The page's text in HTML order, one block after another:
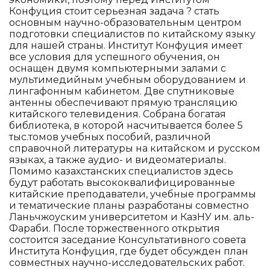
Конфуция стоит серьезная задача ? стать
основным научно-образовательным центром
подготовки специалистов по китайскому языку
для нашей страны. Институт Конфуция имеет
все условия для успешного обучения, он
оснащен двумя компьютерными залами с
мультимедийным учебным оборудованием и
лингафонным кабинетом. Две спутниковые
антенны обеспечивают прямую трансляцию
китайского телевидения. Собрана богатая
библиотека, в которой насчитывается более 5
тыс.томов учебных пособий, различной
справочной литературы на китайском и русском
языках, а также аудио- и видеоматериалы.
Помимо казахстанских специалистов здесь
будут работать высококвалифицированные
китайские преподаватели, учебные программы
и тематические планы разработаны совместно
Ланьчжоуским университетом и КазНУ им. аль-
Фараби. После торжественного открытия
состоится заседание Консультативного совета
Института Конфуция, где будет обсужден план
совместных научно-исследовательских работ.